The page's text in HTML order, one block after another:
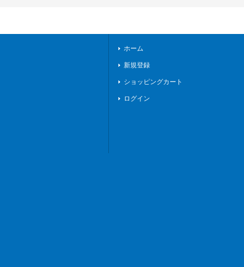
ホーム
新規登録
ショッピングカート
ログイン